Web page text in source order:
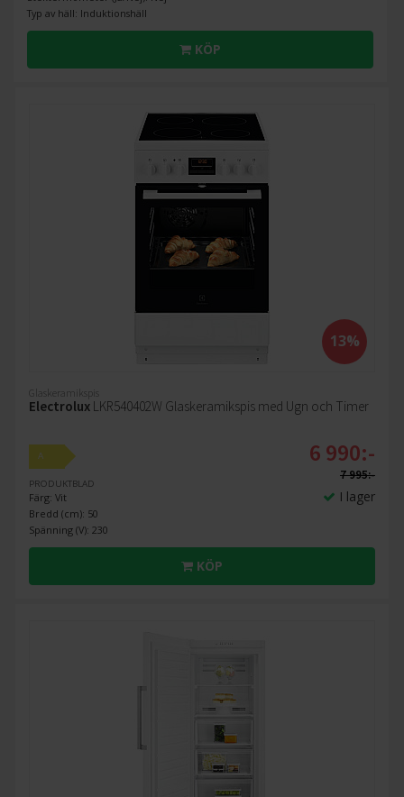
Typ av häll: Induktionshäll
KÖP
13%
Glaskeramikspis
Electrolux LKR540402W Glaskeramikspis med Ugn och Timer
A
PRODUKTBLAD
Färg: Vit
Bredd (cm): 50
Spänning (V): 230
6 990:-
7 995:-
I lager
KÖP